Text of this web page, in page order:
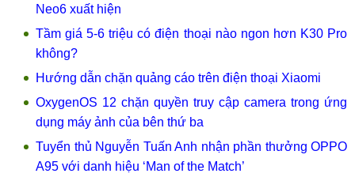
Neo6 xuất hiện
Tầm giá 5-6 triệu có điện thoại nào ngon hơn K30 Pro
không?
Hướng dẫn chặn quảng cáo trên điện thoại Xiaomi
OxygenOS 12 chặn quyền truy cập camera trong ứng
dụng máy ảnh của bên thứ ba
Tuyển thủ Nguyễn Tuấn Anh nhận phần thưởng OPPO
A95 với danh hiệu ‘Man of the Match’